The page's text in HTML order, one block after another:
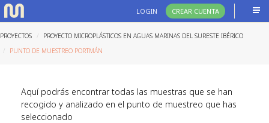
LOGIN CREAR CUENTA
PROYECTOS
PROYECTO MICROPLÁSTICOS EN AGUAS MARINAS DEL SURESTE IBÉRICO
PUNTO DE MUESTREO PORTMÁN
Aquí podrás encontrar todas las muestras que se han
recogido y analizado en el punto de muestreo que has
seleccionado